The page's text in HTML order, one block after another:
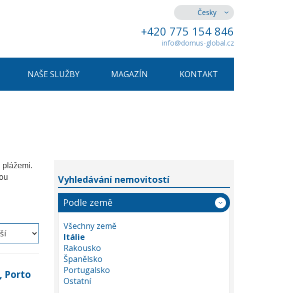
Česky
+420 775 154 846
info@domus-global.cz
NAŠE SLUŽBY MAGAZÍN KONTAKT
plážemi.
Porto
Vyhledávání nemovitostí
Podle země
Všechny země
Itálie
Rakousko
Španělsko
Portugalsko
Ostatní